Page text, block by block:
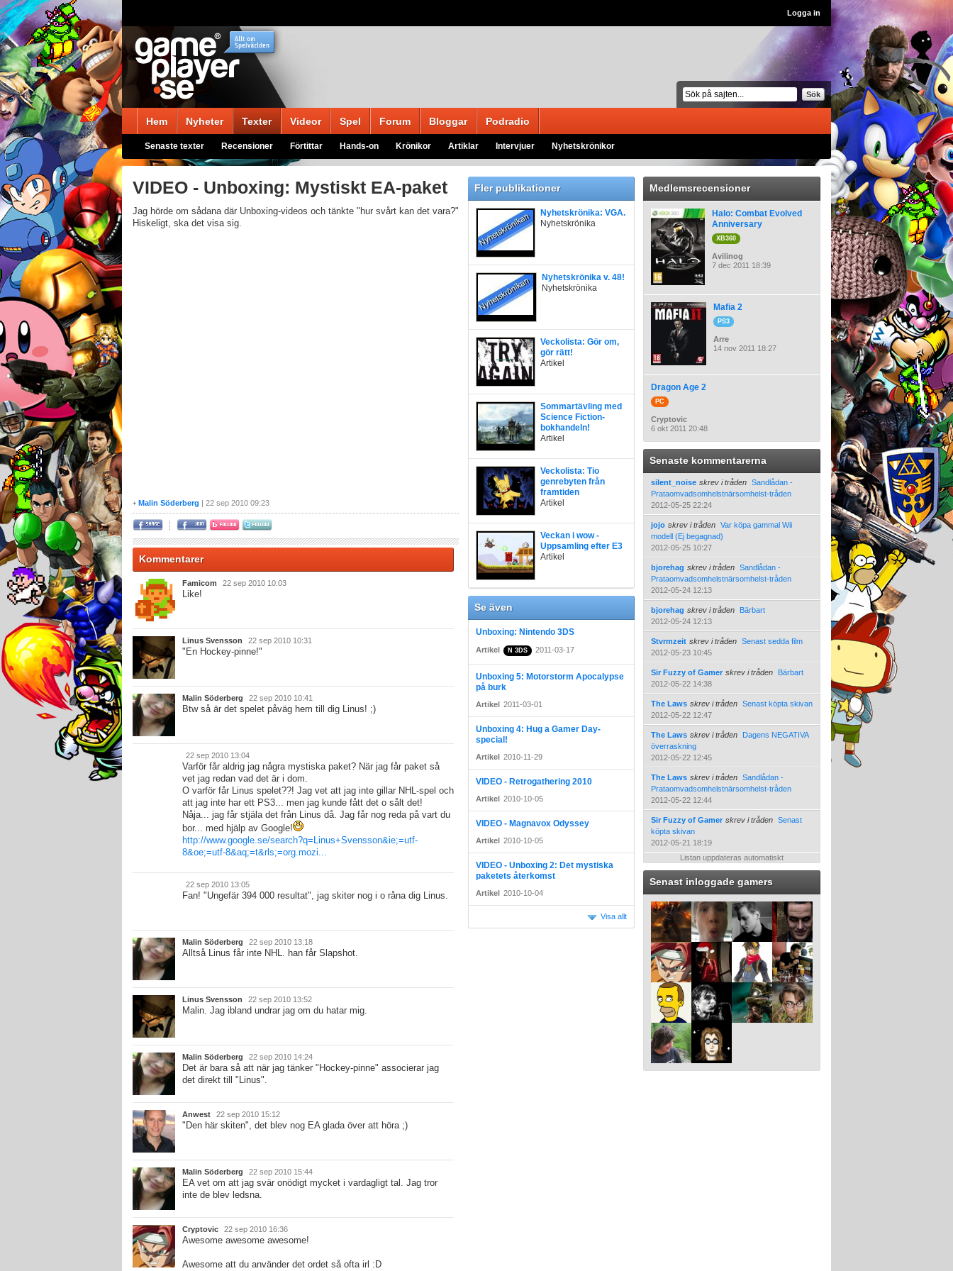
Logga in
Hem Nyheter Texter Videor Spel Forum Bloggar Podradio
Senaste texter Recensioner Förtittar Hands-on Krönikor Artiklar Intervjuer Nyhetskrönikor
Sök
VIDEO - Unboxing: Mystiskt EA-paket
Jag hörde om sådana där Unboxing-videos och tänkte "hur svårt kan det vara?"
Hiskeligt, ska det visa sig.
+ Malin Söderberg | 22 sep 2010 09:23
Kommentarer
Famicom 22 sep 2010 10:03
Like!
Linus Svensson 22 sep 2010 10:31
"En Hockey-pinne!"
Malin Söderberg 22 sep 2010 10:41
Btw så är det spelet påväg hem till dig Linus! ;)
22 sep 2010 13:04
Varför får aldrig jag några mystiska paket? När jag får paket så
vet jag redan vad det är i dom.
O varför får Linus spelet??! Jag vet att jag inte gillar NHL-spel och
att jag inte har ett PS3... men jag kunde fått det o sålt det!
Nåja... jag får stjäla det från Linus då. Jag får nog reda på vart du
bor... med hjälp av Google!
http://www.google.se/search?q=Linus+Svensson&ie;=utf-
8&oe;=utf-8&aq;=t&rls;=org.mozi...
22 sep 2010 13:05
Fan! "Ungefär 394 000 resultat", jag skiter nog i o råna dig Linus.
Malin Söderberg 22 sep 2010 13:18
Alltså Linus får inte NHL. han får Slapshot.
Linus Svensson 22 sep 2010 13:52
Malin. Jag ibland undrar jag om du hatar mig.
Malin Söderberg 22 sep 2010 14:24
Det är bara så att när jag tänker "Hockey-pinne" associerar jag
det direkt till "Linus".
Anwest 22 sep 2010 15:12
"Den här skiten", det blev nog EA glada över att höra ;)
Malin Söderberg 22 sep 2010 15:44
EA vet om att jag svär onödigt mycket i vardagligt tal. Jag tror
inte de blev ledsna.
Cryptovic 22 sep 2010 16:36
Awesome awesome awesome!
Awesome att du använder det ordet så ofta irl :D
Fler publikationer
Nyhetskrönika: VGA.
Nyhetskrönika
Nyhetskrönika v. 48!
Nyhetskrönika
Veckolista: Gör om,
gör rätt!
Artikel
Sommartävling med
Science Fiction-
bokhandeln!
Artikel
Veckolista: Tio
genrebyten från
framtiden
Artikel
Veckan i wow -
Uppsamling efter E3
Artikel
Se även
Unboxing: Nintendo 3DS
Artikel N 3DS 2011-03-17
Unboxing 5: Motorstorm Apocalypse
på burk
Artikel 2011-03-01
Unboxing 4: Hug a Gamer Day-
special!
Artikel 2010-11-29
VIDEO - Retrogathering 2010
Artikel 2010-10-05
VIDEO - Magnavox Odyssey
Artikel 2010-10-05
VIDEO - Unboxing 2: Det mystiska
paketets återkomst
Artikel 2010-10-04
Visa allt
Medlemsrecensioner
Halo: Combat Evolved
Anniversary
XB360
Avilinog
7 dec 2011 18:39
Mafia 2
PS3
Arre
14 nov 2011 18:27
Dragon Age 2
PC
Cryptovic
6 okt 2011 20:48
Senaste kommentarerna
silent_noise skrev i tråden Sandlådan -
Prataomvadsomhelstnärsomhelst-tråden
2012-05-25 22:24
jojo skrev i tråden Var köpa gammal Wii
modell (Ej begagnad)
2012-05-25 10:27
bjorehag skrev i tråden Sandlådan -
Prataomvadsomhelstnärsomhelst-tråden
2012-05-24 12:13
bjorehag skrev i tråden
Bärbart
2012-05-24 12:13
Stvrmzeit skrev i tråden Senast sedda film
2012-05-23 10:45
Sir Fuzzy of Gamer skrev i tråden
Bärbart
2012-05-22 14:38
The Laws skrev i tråden Senast köpta skivan
2012-05-22 12:47
The Laws skrev i tråden
Dagens NEGATIVA
överraskning
2012-05-22 12:45
The Laws skrev i tråden Sandlådan -
Prataomvadsomhelstnärsomhelst-tråden
2012-05-22 12:44
Sir Fuzzy of Gamer skrev i tråden Senast
köpta skivan
2012-05-21 18:19
Listan uppdateras automatiskt
Senast inloggade gamers